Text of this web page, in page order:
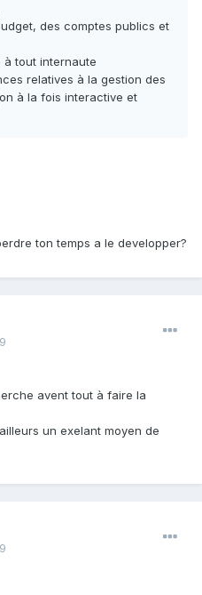
des comptes publics et
à tout internaute
relatives à la gestion des
à la fois interactive et
ton temps a le developper?
avent tout à faire la
un exelant moyen de